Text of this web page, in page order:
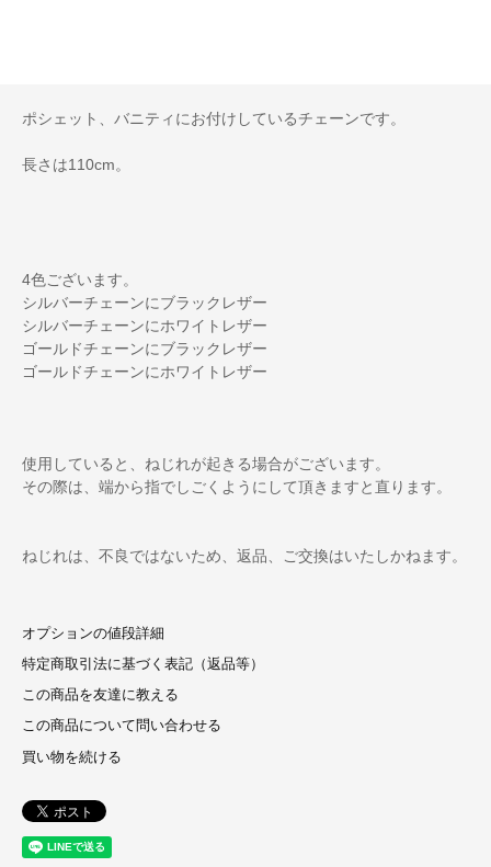
ポシェット、バニティにお付けしているチェーンです。
長さは110cm。
4色ございます。
シルバーチェーンにブラックレザー
シルバーチェーンにホワイトレザー
ゴールドチェーンにブラックレザー
ゴールドチェーンにホワイトレザー
使用していると、ねじれが起きる場合がございます。
その際は、端から指でしごくようにして頂きますと直ります。
ねじれは、不良ではないため、返品、ご交換はいたしかねます。
オプションの値段詳細
特定商取引法に基づく表記（返品等）
この商品を友達に教える
この商品について問い合わせる
買い物を続ける